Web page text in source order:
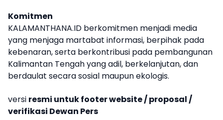
Komitmen
KALAMANTHANA.ID berkomitmen menjadi media
yang menjaga martabat informasi, berpihak pada
kebenaran, serta berkontribusi pada pembangunan
Kalimantan Tengah yang adil, berkelanjutan, dan
berdaulat secara sosial maupun ekologis.
versi resmi untuk footer website / proposal /
verifikasi Dewan Pers